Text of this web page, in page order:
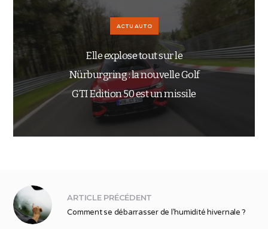
ACTU AUTO
Elle explose tout sur le
Nürburgring : la nouvelle Golf
GTI Edition 50 est un missile
ARTICLE PRÉCÉDENT
Comment se débarrasser de l’humidité hivernale ?